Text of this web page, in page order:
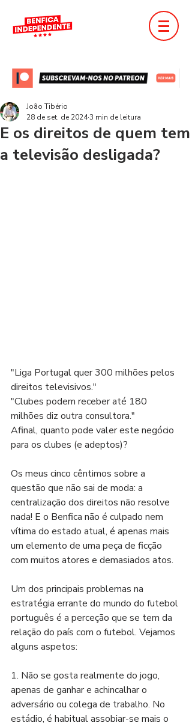
E os direitos de quem tem
a televisão desligada?
João Tibério
28 de set. de 20243 min de leitura
"Liga Portugal quer 300 milhões pelos
direitos televisivos."
"Clubes podem receber até 180
milhões diz outra consultora."
Afinal, quanto pode valer este negócio
para os clubes (e adeptos)?
Os meus cinco cêntimos sobre a
questão que não sai de moda: a
centralização dos direitos não resolve
nada! E o Benfica não é culpado nem
vítima do estado atual, é apenas mais
um elemento de uma peça de ficção
com muitos atores e demasiados atos.
Um dos principais problemas na
estratégia errante do mundo do futebol
português é a perceção que se tem da
relação do país com o futebol. Vejamos
alguns aspetos:
1.⁠ ⁠Não se gosta realmente do jogo,
apenas de ganhar e achincalhar o
adversário ou colega de trabalho. No
estádio, é habitual assobiar-se mais o